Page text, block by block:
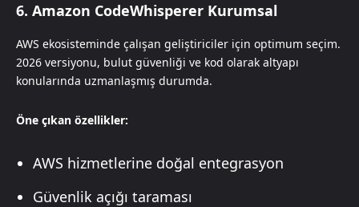
6. Amazon CodeWhisperer Kurumsal
AWS ekosisteminde çalışan geliştiriciler için optimum seçim.
2026 versiyonu, bulut güvenliği ve kod olarak altyapı
konularında uzmanlaşmış durumda.
Öne çıkan özellikler:
AWS hizmetlerine doğal entegrasyon
Güvenlik açığı taraması